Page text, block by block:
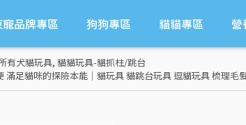
品牌專區 狗狗專區 貓貓專區 營
有犬貓玩具, 貓貓玩具-貓抓柱/跳台
足貓咪的探險本能｜貓玩具 貓跳台玩具 逗貓玩具 梳理毛